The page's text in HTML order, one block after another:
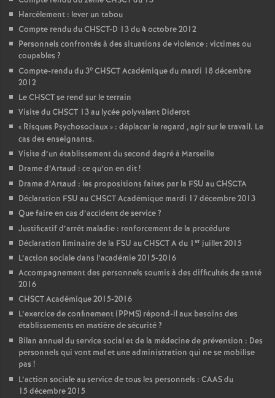
Harcèlement : lever un tabou
Compte rendu du CHSCT-D 13 du 4 octobre 2012
Personnels confrontés à des situations de violence : victimes ou
coupables ?
Compte-rendu du 3e CHSCT Académique du mardi 18 décembre
2012
Le CHSCT se rend sur le terrain
Visite du CHSCT 13 au lycée polyvalent Diderot
« Risques Psychosociaux» : déplacer le regard , agir sur le travail. Le
cas des enseignants.
Visite d’un établissement du second degré à Marseille
Drame d’Artaud : ce qu’on en dit!
Drame d’Artaud : les propositions faites par la FSU au CHSCTA
Déclaration FSU au CHSCT Académique mardi 17 décembre 2013
Que faire en cas d’accident de service?
Justificatif d’arrêt maladie : renforcement de la procédure
Déclaration liminaire de la FSU au CHSCT A du 1 er juillet 2015
L’action sociale dans l’académie 2015-2016
Accompagnement des personnels soumis à des difficultés de santé
2016
CHSCT Académique 2015-2016
L’exercice de confinement (PPMS) répond-il aux besoins des
établissements en matière de sécurité?
Bilan annuel du service social et de la médecine de prévention : Des
personnels qui vont mal et une administration qui ne se mobilise
pas !
L’action sociale au service de tous les personnels : CAAS du
15 décembre 2015